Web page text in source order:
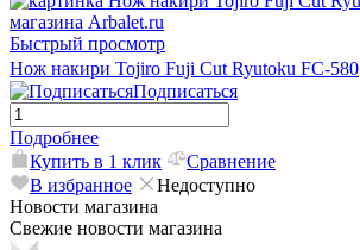
Быстрый просмотр
Нож накири Tojiro Fuji Cut Ryutoku FC-580
Подписаться
Подробнее
Купить в 1 клик
Сравнение
В избранное
Недоступно
Новости магазина
Свежие новости магазина